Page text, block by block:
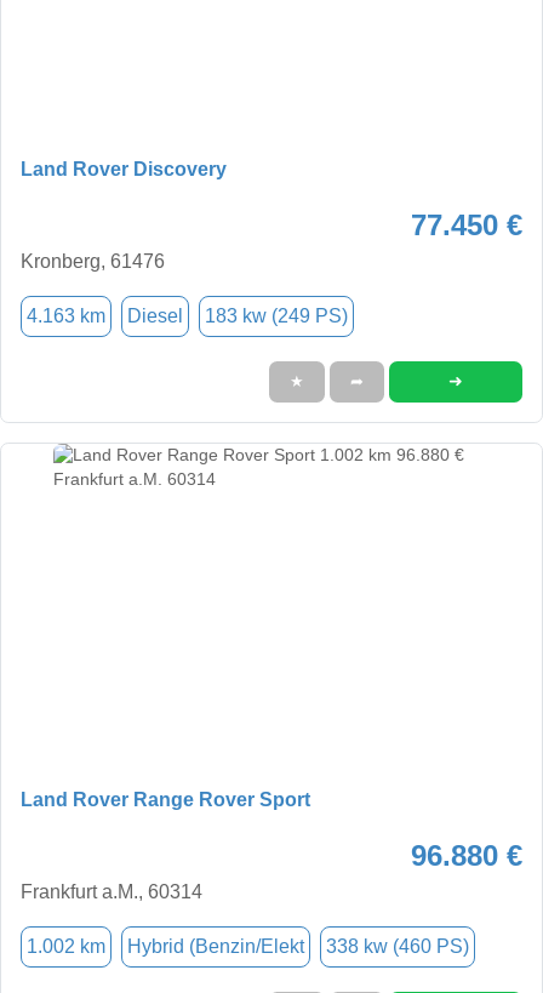
Land Rover Discovery
77.450 €
Kronberg, 61476
4.163 km Diesel 183 kw (249 PS)
★ ➦ ➜
Land Rover Range Rover Sport
96.880 €
Frankfurt a.M., 60314
1.002 km Hybrid (Benzin/Elekt 338 kw (460 PS)